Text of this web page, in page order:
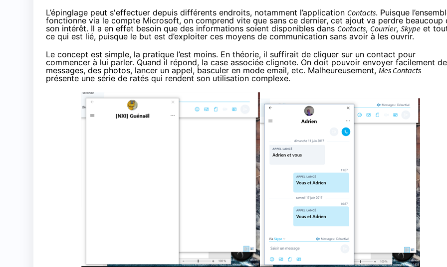
L’épinglage peut s'effectuer depuis différents endroits, notamment l’application Contacts. Puisque
fonctionne via le compte Microsoft, on comprend vite que sans ce dernier, cet ajout va perdre beaucoup
son intérêt. Il a en effet besoin que des informations soient disponibles dans Contacts, Courrier, Skype et
ce qui est lié, puisque le but est d’exploiter ces moyens de communication sans avoir à les ouvrir.
Le concept est simple, la pratique l’est moins. En théorie, il suffirait de cliquer sur un contact pour
commencer à lui parler. Quand il répond, la case associée clignote. On doit pouvoir envoyer facilement
messages, des photos, lancer un appel, basculer en mode email, etc. Malheureusement, Mes Contacts
présente une série de ratés qui rendent son utilisation complexe.